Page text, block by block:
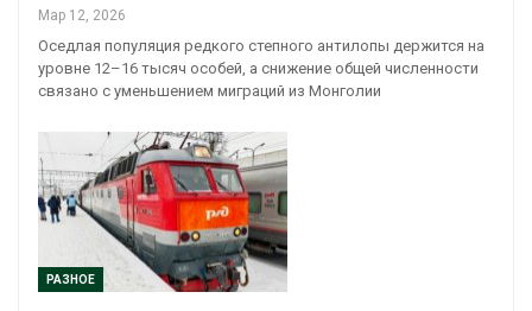
Мар 12, 2026
Оседлая популяция редкого степного антилопы держится на
уровне 12–16 тысяч особей, а снижение общей численности
связано с уменьшением миграций из Монголии
РАЗНОЕ